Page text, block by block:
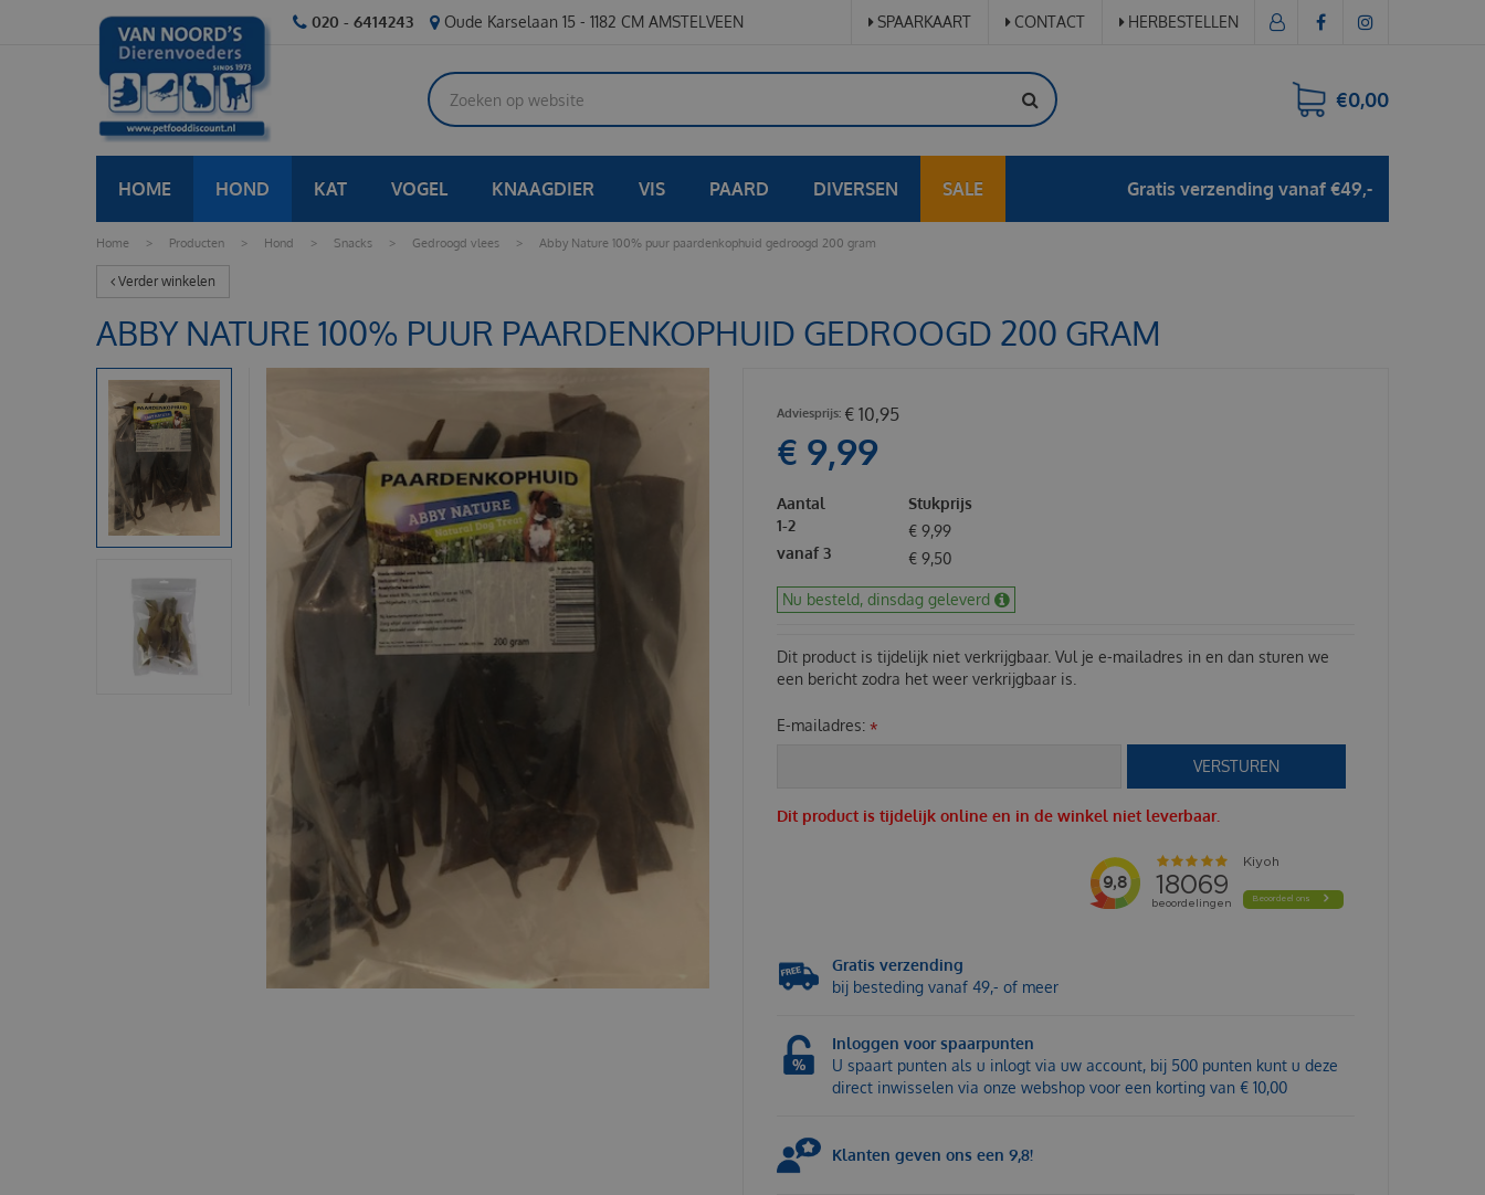
Home > Producten > Hond > Snacks > Gedroogd vlees > Abby Nature 100% puur paardenkophuid gedroogd 200 gram
020 - 6414243 Oude Karselaan 15 - 1182 CM AMSTELVEEN SPAARKAART CONTACT HERBESTELLEN
€0,00
HOME HOND KAT VOGEL KNAAGDIER VIS PAARD DIVERSEN SALE Gratis verzending vanaf €49,-
Verder winkelen
ABBY NATURE 100% PUUR PAARDENKOPHUID GEDROOGD 200 GRAM
€ 10,95
€ 9,99
Aantal
Stukprijs
1-2
€ 9,99
vanaf 3
€ 9,50
Nu besteld, dinsdag geleverd
Dit product is tijdelijk niet verkrijgbaar. Vul je e-mailadres in en dan sturen we
een bericht zodra het weer verkrijgbaar is.
E-mailadres: *
Dit product is tijdelijk online en in de winkel niet leverbaar.
Gratis verzending
bij besteding vanaf 49,- of meer
Inloggen voor spaarpunten
U spaart punten als u inlogt via uw account, bij 500 punten kunt u deze
direct inwisselen via onze webshop voor een korting van € 10,00
Klanten geven ons een 9,8!